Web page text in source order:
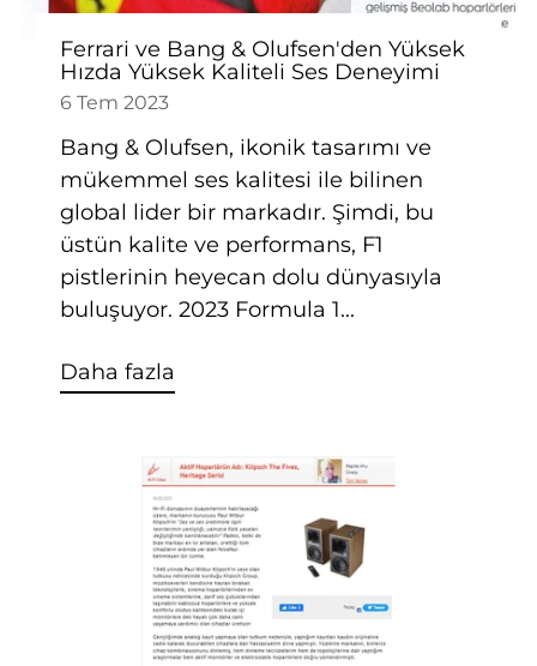
Ferrari ve Bang & Olufsen'den Yüksek
Hızda Yüksek Kaliteli Ses Deneyimi
6 Tem 2023
Bang & Olufsen, ikonik tasarımı ve
mükemmel ses kalitesi ile bilinen
global lider bir markadır. Şimdi, bu
üstün kalite ve performans, F1
pistlerinin heyecan dolu dünyasıyla
buluşuyor. 2023 Formula 1...
Daha fazla